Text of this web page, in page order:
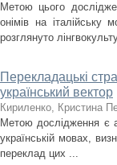
Метою цього
онімів на
розглянуто
Перекладацькі
український вектор
Кириленко, Кристина
Метою дослідження є
українській мовах,
переклад цих ...